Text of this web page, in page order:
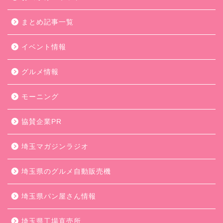
まとめ記事一覧
イベント情報
グルメ情報
モーニング
協賛企業PR
埼玉マガジンラジオ
埼玉県のグルメ自動販売機
埼玉県パン屋さん情報
埼玉県工場直売所